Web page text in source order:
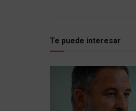
Te puede interesar